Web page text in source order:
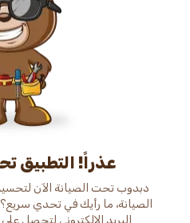
عذراً! التطبيق
دبدوب تحت الصيانة الآن
الصيانة، ما رأيك في تحدي
البريد الإلكتروني